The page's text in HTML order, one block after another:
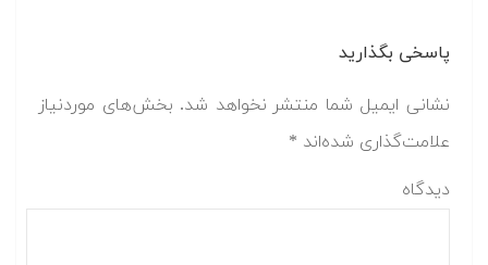
پاسخی بگذارید
نشانی ایمیل شما منتشر نخواهد شد. بخش‌های موردنیاز
علامت‌گذاری شده‌اند *
دیدگاه